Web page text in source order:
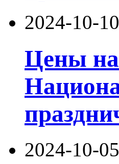
2024-10-10
Цены на
2024-10-05